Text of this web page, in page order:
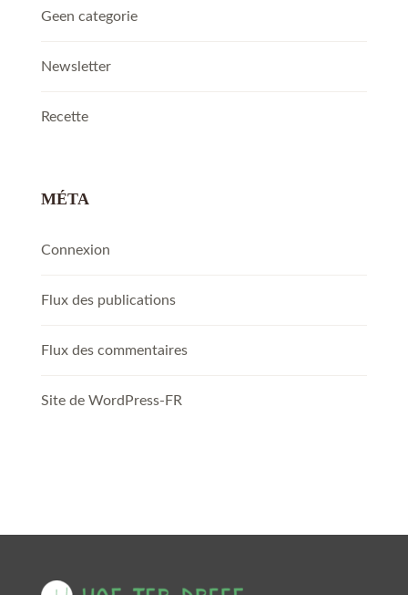
Geen categorie
Newsletter
Recette
MÉTA
Connexion
Flux des publications
Flux des commentaires
Site de WordPress-FR